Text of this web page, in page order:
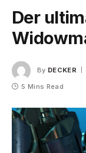
Der
By DECKER
5 Mins Read